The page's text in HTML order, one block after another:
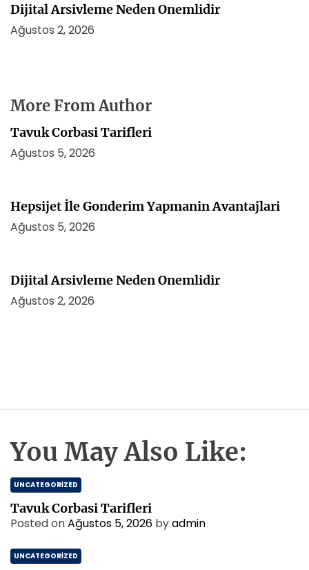
Dijital Arsivleme Neden Onemlidir
Ağustos 2, 2026
More From Author
Tavuk Corbasi Tarifleri
Ağustos 5, 2026
Hepsijet İle Gonderim Yapmanin Avantajlari
Ağustos 5, 2026
Dijital Arsivleme Neden Onemlidir
Ağustos 2, 2026
You May Also Like:
UNCATEGORIZED
Tavuk Corbasi Tarifleri
Posted onAğustos 5, 2026 byadmin
UNCATEGORIZED